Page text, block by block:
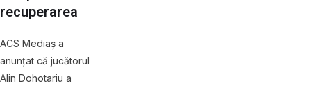
recuperarea
ACS Mediaș a
anunțat că jucătorul
Alin Dohotariu a